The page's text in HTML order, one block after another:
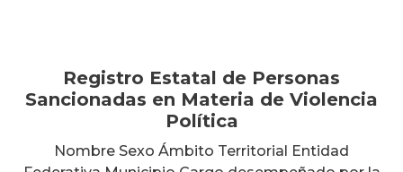
Registro Estatal de Personas
Sancionadas en Materia de Violencia
Política
Nombre Sexo Ámbito Territorial Entidad